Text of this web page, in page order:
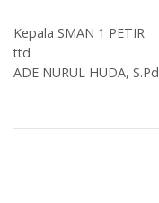
Kepala SMAN 1 PETIR
ttd
ADE NURUL HUDA, S.Pd